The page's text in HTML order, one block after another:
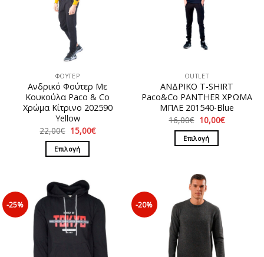
ΦΟΥΤΕΡ
Ανδρικό Φούτερ Με
Κουκούλα Paco & Co
Χρώμα Κίτρινο 202590
Υellow
22,00€ Original
price
was:
22,00€.
15,00€Η
τρέχουσα
Επιλογή
προϊόν
έχει
πολλαπλές
παραλλαγές.
Οι
OUTLET
ΑΝΔΡΙΚΟ T-SHIRT
Paco&Co PANTHER ΧΡΩΜΑ
ΜΠΛΕ 201540-Blue
16,00€ Original
price
was:
16,00€.
10,00€Η
τρέχουσα
Επιλογή
προϊόν
έχει
πολλαπλές
παραλλαγές.
επιλογές
μπορούν
-25% -20%